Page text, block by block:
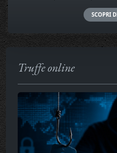
SCOPRI
Truffe online